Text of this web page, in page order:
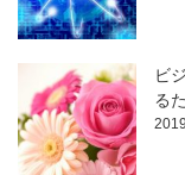
ビ
る